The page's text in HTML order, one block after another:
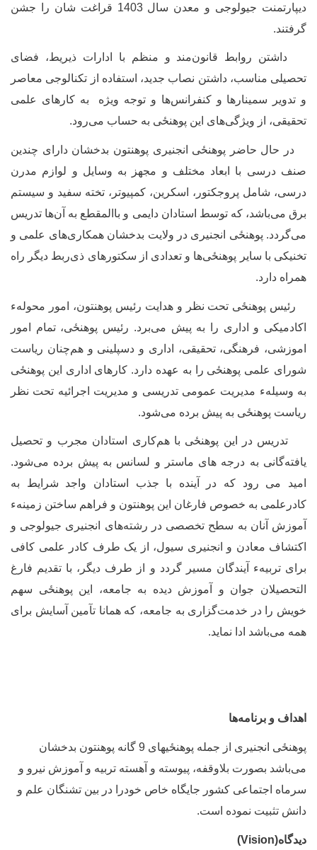
دیپارتمنت جیولوجی و معدن سال 1403 قراغت شان را جشن
روابط قانون‌مند و منظم با ادارات ذیریط، فضای
مناسب، داشتن نصاب جدید، استفاده از تکنالوجی معاصر
تدویر سمینارها و کنفرانس‌ها و توجه ویژه به کارهای علمی
از ویژگی‌های این پوهنځیبه حساب می‌رود.
حال حاضرپوهنځیانجنیری پوهنتون بدخشان دارای چندین
درسی با ابعاد مختلف و مجهز به وسایل و لوازم مدرن
‌، شامل پروجکتور، اسکرین، کمپیوتر، تخته سفید و سیستم
میباشد، که توسط استادان دایمی و باالمقطع به آن‌ها تدریس
پوهنځی انجنیری در ولایت بدخشان همکاری‌های علمی و
با سایر پوهنځی‌ها و تعدادی از سکتورهای ذی‌ربط دیگر راه
دارد.
پوهنځیتحت نظر و هدایت رئیس پوهنتون، امور محولهء
و اداری را به پیش می‌برد. رئیسپوهنځی، تمام امور
فرهنگی، تحقیقی، اداری و دسپلینی و هم‌چنان ریاست
علمیپوهنځیرا به عهده دارد. کارهای اداری اینپوهنځی
وسیلهء مدیریت عمومی تدریسی و مدیریت اجرائیه تحت نظر
پوهنځیبه پیش برده می‌شود.
در اینپوهنځیبا هم‌کاری استادان مجرب و تحصیل
به درجه های ماستر و لسانس به پیش برده می‌شود.
می رود که در آینده با جذب استادان واجد شرایط به
به خصوص فارغان این پوهنتون و فراهم ساختن زمینهء
آنان به سطح تخصصی در رشته‌های انجنیری جیولوجی و
معادن و انجنیری سیول، از یک طرف کادر علمی کافی
تربیهء آیندگان مسیر گردد و از طرف دیگر، با تقدیم فارغ
جوان و آموزش دیده به جامعه، اینپوهنځیسهم
را در خدمت‌گزاری به جامعه، که همانا تآمین آسایش برای
میباشد ادا نماید.
و برنامه‌ها
انجنیری از جملهپوهنځی
های 9 گانه پوهنتون بدخشان
باشد بصورت بلاوقفه، پیوسته و آهسته تربیه و آموزش نیرو و
اجتماعی کشور جایگاه خاص خودرا در بین تشنگان علم و
تثبیت نموده است.
(
Vision
)